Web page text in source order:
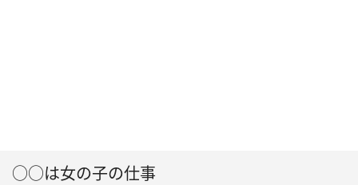
○○は女の子の仕事